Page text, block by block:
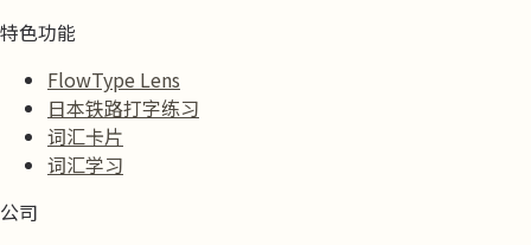
特色功能
FlowType Lens
日本铁路打字练习
词汇卡片
词汇学习
公司